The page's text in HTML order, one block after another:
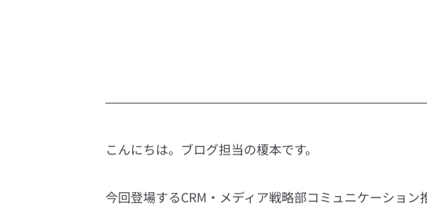
こんにちは。ブログ担当の榎本です。
今回登場するCRM・メディア戦略部コミュニケーショ